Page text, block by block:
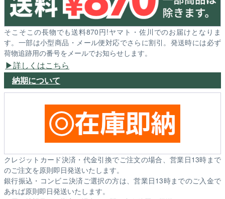
そこそこの長物でも送料870円!ヤマト・佐川でのお届けとなりま
す。一部は小型商品・メール便対応でさらに割引。発送時には必ず
荷物追跡用の番号をメールでお知らせします。
詳しくはこちら
納期について
クレジットカード決済・代金引換でご注文の場合、営業日13時まで
のご注文を原則即日発送いたします。
銀行振込・コンビニ決済ご選択の方は、営業日13時までのご入金で
あれば原則即日発送いたします。